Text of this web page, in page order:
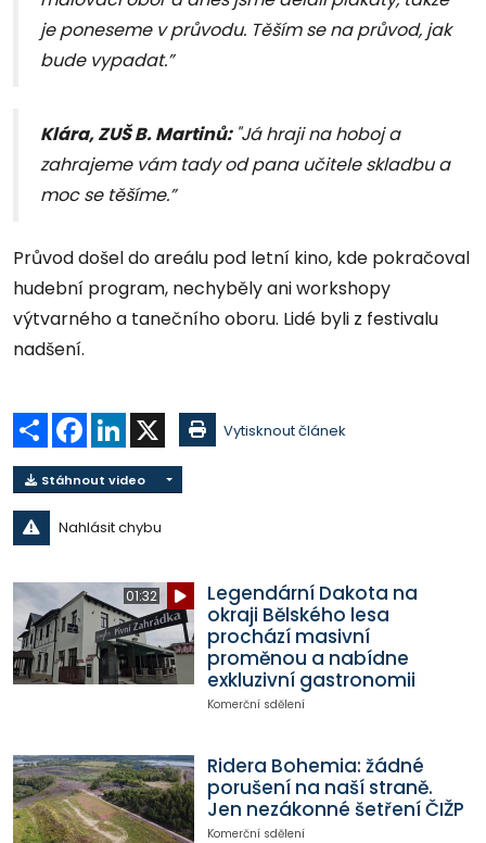
je poneseme v průvodu. Těším se na průvod, jak
bude vypadat.”
Klára, ZUŠ B. Martinů: "Já hraji na hoboj a
zahrajeme vám tady od pana učitele skladbu a
moc se těšíme.”
Průvod došel do areálu pod letní kino, kde pokračoval
hudební program, nechyběly ani workshopy
výtvarného a tanečního oboru. Lidé byli z festivalu
nadšení.
Sdílet Facebook
LinkedIn Vytisknout článek
Stáhnout video
Nahlásit chybu
01:32
Legendární Dakota na
okraji Bělského lesa
prochází masivní
proměnou a nabídne
exkluzivní gastronomii
Komerční sdělení
Ridera Bohemia: žádné
porušení na naší straně.
Jen nezákonné šetření ČIŽP
Komerční sdělení